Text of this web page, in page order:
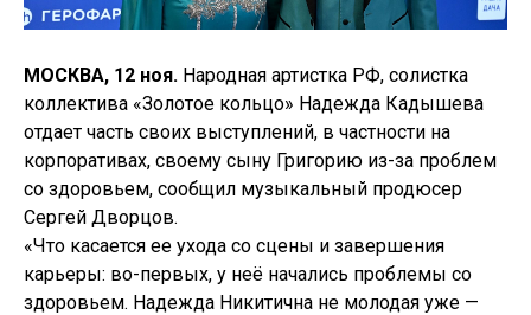
МОСКВА, 12 ноя. Народная артистка РФ, солистка
коллектива «Золотое кольцо» Надежда Кадышева
отдает часть своих выступлений, в частности на
корпоративах, своему сыну Григорию из-за проблем
со здоровьем, сообщил музыкальный продюсер
Сергей Дворцов.
«Что касается ее ухода со сцены и завершения
карьеры: во-первых, у неё начались проблемы со
здоровьем. Надежда Никитична не молодая уже —